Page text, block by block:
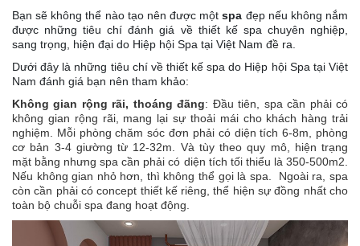
Bạn sẽ không thể nào tạo nên được mộtspa đẹp nếu không nắm
được những tiêu chí đánh giá về thiết kế spa chuyên nghiệp,
sang trọng, hiện đại do Hiệp hội Spa tại Việt Nam đề ra.
Dưới đây là những tiêu chí về thiết kế spa do Hiệp hội Spa tại Việt
Nam đánh giá bạn nên tham khảo:
Không gian rộng rãi, thoáng đãng: Đầu tiên, spa cần phải có
không gian rộng rãi, mang lại sự thoải mái cho khách hàng trải
nghiệm. Mỗi phòng chăm sóc đơn phải có diện tích 6-8m, phòng
cơ bản 3-4 giường từ 12-32m. Và tùy theo quy mô, hiện trạng
mặt bằng nhưng spa cần phải có diện tích tối thiểu là 350-500m2.
Nếu không gian nhỏ hơn, thì không thể gọi là spa. Ngoài ra, spa
còn cần phải có concept thiết kế riêng, thể hiện sự đồng nhất cho
toàn bộ chuỗi spa đang hoạt động.